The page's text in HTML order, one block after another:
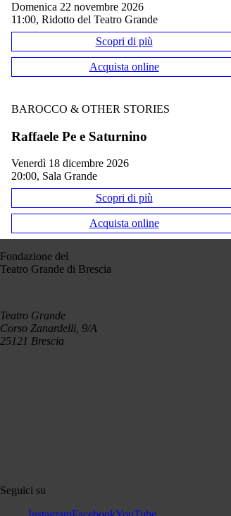
domenica 22 novembre 2026
11:00, Ridotto del Teatro Grande
Scopri di più
Acquista online
BAROCCO & OTHER STORIES
Raffaele Pe e Saturnino
venerdì 18 dicembre 2026
20:00, Sala Grande
Scopri di più
Acquista online
Fondazione del
Teatro Grande di Brescia
Teatro Grande
Corso Zanardelli, 9/A
25121 Brescia
Seguici su